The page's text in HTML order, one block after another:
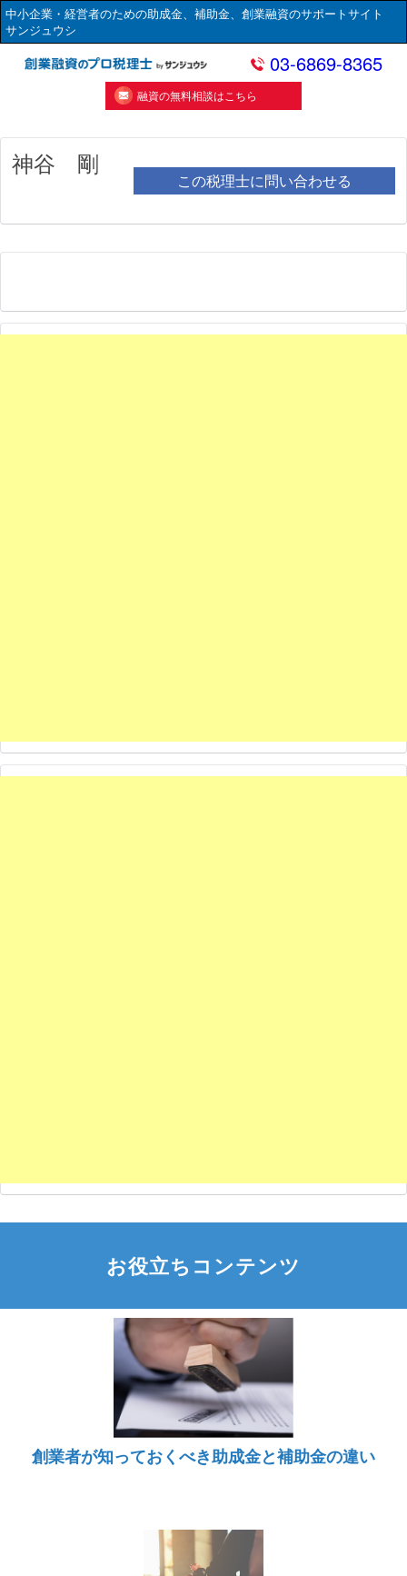
中小企業・経営者のための助成金、補助金、創業融資のサポートサイト
サンジュウシ
03-6869-8365
融資の無料相談はこちら
神谷 剛
この税理士に問い合わせる
お役立ちコンテンツ
創業者が知っておくべき助成金と補助金の違い